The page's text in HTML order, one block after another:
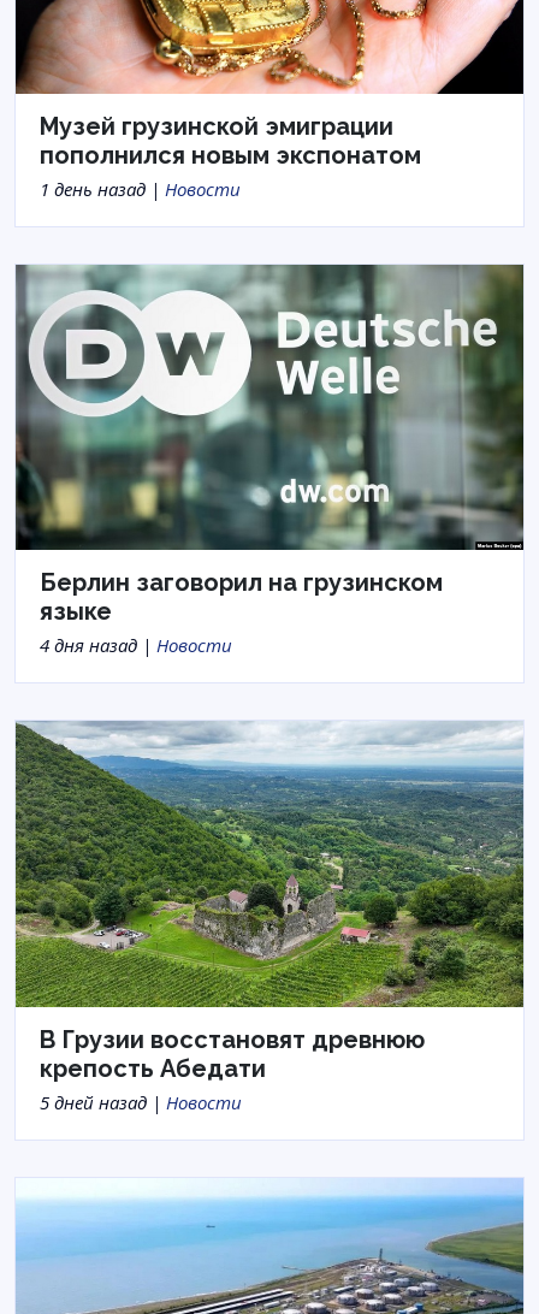
Музей грузинской эмиграции
пополнился новым экспонатом
1 день назад | Новости
Берлин заговорил на грузинском
языке
4 дня назад | Новости
В Грузии восстановят древнюю
крепость Абедати
5 дней назад | Новости